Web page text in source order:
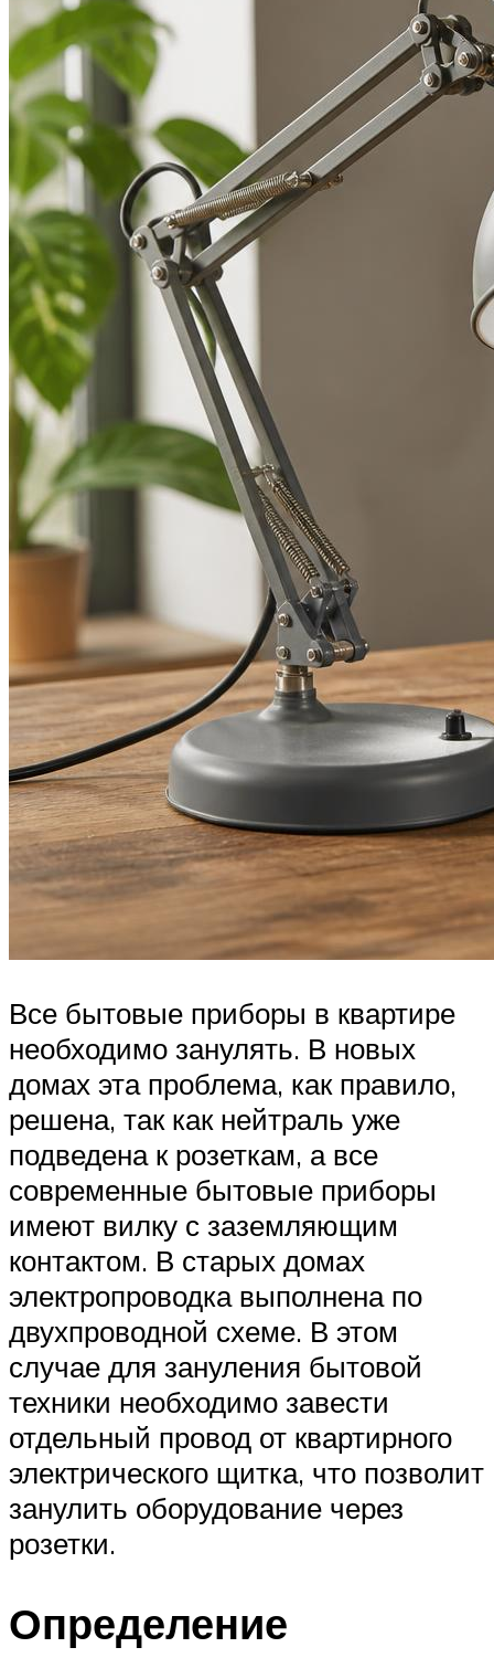
Все бытовые приборы в квартире
необходимо занулять. В новых
домах эта проблема, как правило,
решена, так как нейтраль уже
подведена к розеткам, а все
современные бытовые приборы
имеют вилку с заземляющим
контактом. В старых домах
электропроводка выполнена по
двухпроводной схеме. В этом
случае для зануления бытовой
техники необходимо завести
отдельный провод от квартирного
электрического щитка, что позволит
занулить оборудование через
розетки.
Определение